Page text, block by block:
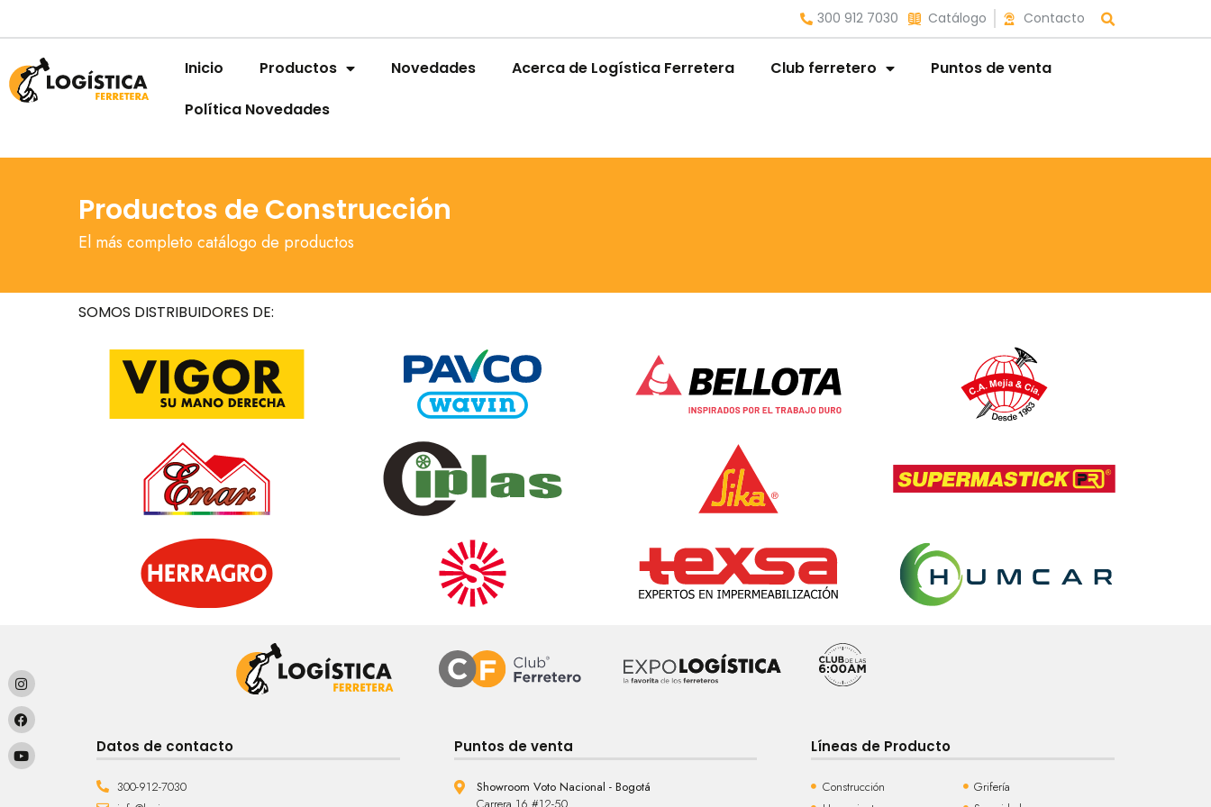
300 912 7030 Catálogo Contacto
Inicio Productos Novedades Acerca de Logística Ferretera Club ferretero
Puntos de venta
Política Novedades
Productos de Construcción
El más completo catálogo de productos
SOMOS DISTRIBUIDORES DE:
Datos de contacto
300-912-7030
Puntos de venta
Showroom Voto Nacional - Bogotá
Líneas de Producto
Construcción
Grifería